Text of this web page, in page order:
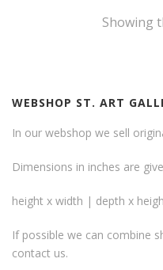
Showing
WEBSHOP ST. ART
In our webshop we sell
Dimensions in inches are
height x width | depth x
If possible we can combine
contact us.